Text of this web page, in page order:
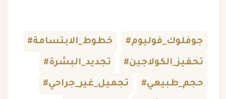
#جوفلوك_فوليوم #خطوط_الابتسامة
#تحفيز_الكولاجين #تجديد_البشرة
#حجم_طبيعي #تجميل_غير_جراحي